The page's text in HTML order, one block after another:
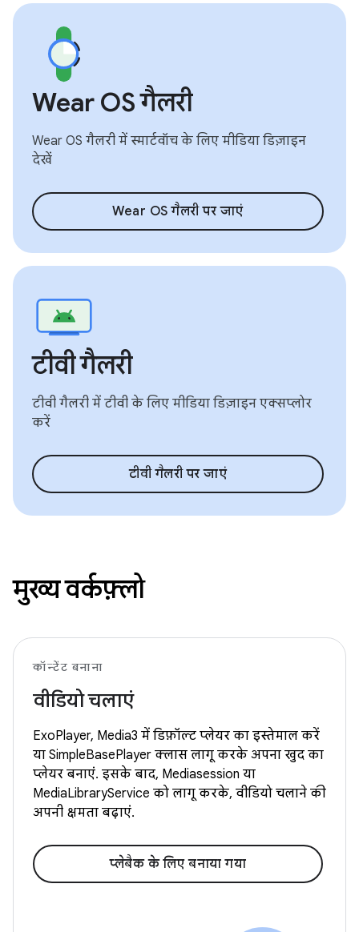
Wear OS गैलरी
Wear OS गैलरी में स्मार्टवॉच के लिए मीडिया डिज़ाइन
देखें
Wear OS गैलरी पर जाएं
टीवी गैलरी
टीवी गैलरी में टीवी के लिए मीडिया डिज़ाइन एक्सप्लोर
करें
टीवी गैलरी पर जाएं
मुख्य वर्कफ़्लो
कॉन्टेंट बनाना
वीडियो चलाएं
ExoPlayer, Media3 में डिफ़ॉल्ट प्लेयर का इस्तेमाल करें
या SimpleBasePlayer क्लास लागू करके अपना खुद का
प्लेयर बनाएं. इसके बाद, Mediasession या
MediaLibraryService को लागू करके, वीडियो चलाने की
अपनी क्षमता बढ़ाएं.
प्लेबैक के लिए बनाया गया